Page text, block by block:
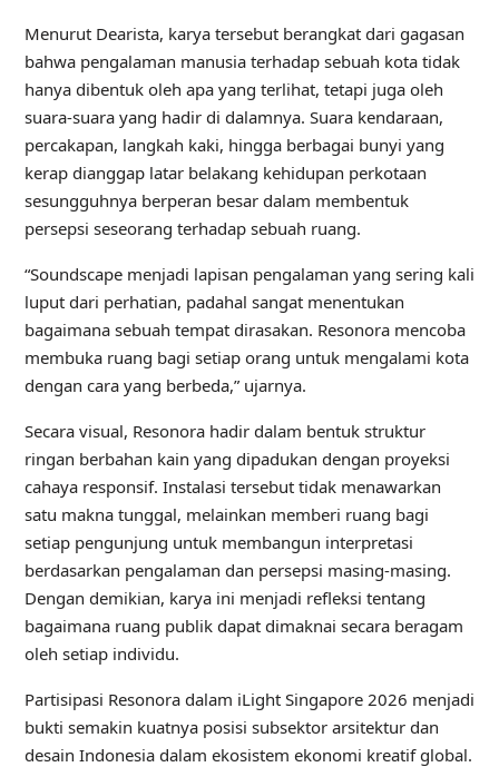
Menurut Dearista, karya tersebut berangkat dari gagasan
bahwa pengalaman manusia terhadap sebuah kota tidak
hanya dibentuk oleh apa yang terlihat, tetapi juga oleh
suara-suara yang hadir di dalamnya. Suara kendaraan,
percakapan, langkah kaki, hingga berbagai bunyi yang
kerap dianggap latar belakang kehidupan perkotaan
sesungguhnya berperan besar dalam membentuk
persepsi seseorang terhadap sebuah ruang.
“Soundscape menjadi lapisan pengalaman yang sering kali
luput dari perhatian, padahal sangat menentukan
bagaimana sebuah tempat dirasakan. Resonora mencoba
membuka ruang bagi setiap orang untuk mengalami kota
dengan cara yang berbeda,” ujarnya.
Secara visual, Resonora hadir dalam bentuk struktur
ringan berbahan kain yang dipadukan dengan proyeksi
cahaya responsif. Instalasi tersebut tidak menawarkan
satu makna tunggal, melainkan memberi ruang bagi
setiap pengunjung untuk membangun interpretasi
berdasarkan pengalaman dan persepsi masing-masing.
Dengan demikian, karya ini menjadi refleksi tentang
bagaimana ruang publik dapat dimaknai secara beragam
oleh setiap individu.
Partisipasi Resonora dalam iLight Singapore 2026 menjadi
bukti semakin kuatnya posisi subsektor arsitektur dan
desain Indonesia dalam ekosistem ekonomi kreatif global.